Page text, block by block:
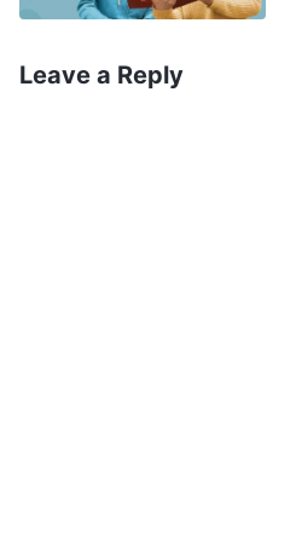
खण्डन गर्न नसकिने सत्य हो। यो
खण्ड १। परमेश्‍वरको देखापराइ र
Leave a Reply